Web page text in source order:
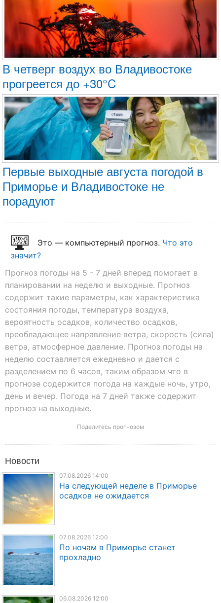
В четверг воздух во Владивостоке
прогреется до +30°C
Первые выходные августа погодой в
Приморье и Владивостоке не
порадуют
Это — компьютерный прогноз. Что это
значит?
Прогноз погоды на 5 - 7 дней вперед помогает в
планировании на неделю и выходные. Прогноз
содержит такие параметры, как характеристика
состояния погоды, температура воздуха,
вероятность осадков, количество осадков,
преобладающее направление ветра, скорость (сила)
ветра, атмосферное давление. Прогноз погоды на
неделю составляется ежедневно и дается с
разделением по 6 часов, таким образом что в
прогнозе содержится погода на каждые ночь, утро,
день и вечер. Погода на 7 дней также содержит
прогноз на выходные.
Поделитесь прогнозом
Новости
07.08.2026 14:00
На следующей неделе в Приморье
осадков не ожидается
07.08.2026 12:00
По ночам в Приморье станет
прохладно
06.08.2026 12:00